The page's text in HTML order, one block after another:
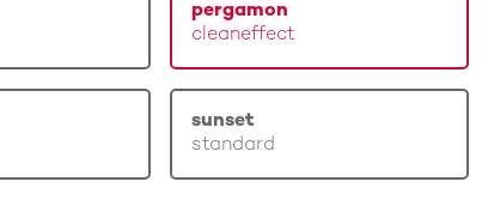
pergamon
cleaneffect
sunset
standard